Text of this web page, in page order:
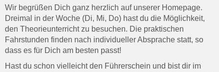
Wir begrüßen Dich ganz herzlich auf unserer Homepage.
Dreimal in der Woche (Di, Mi, Do) hast du die Möglichkeit,
den Theorieunterricht zu besuchen. Die praktischen
Fahrstunden finden nach individueller Absprache statt, so
dass es für Dich am besten passt!
Hast du schon vielleicht den Führerschein und bist dir im